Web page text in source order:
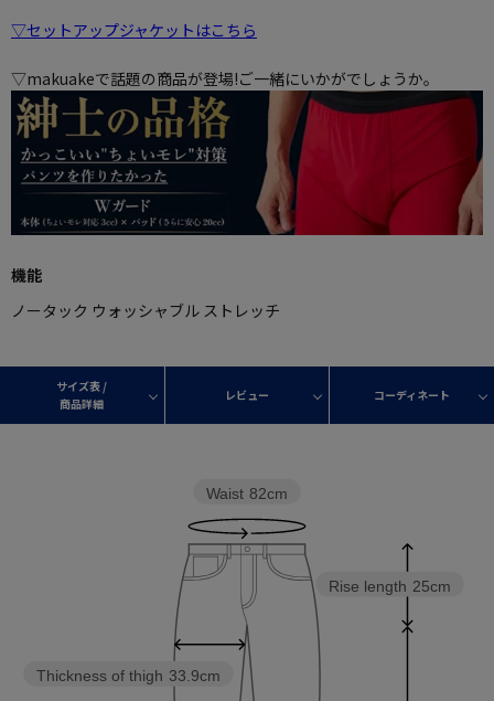
▽セットアップジャケットはこちら
▽makuakeで話題の商品が登場!ご一緒にいかがでしょうか。
機能
ノータック ウォッシャブル ストレッチ
サイズ表 /
商品詳細
レビュー コーディネート
Rise length 25cm
Thickness of thigh 33.9cm
Waist 82cm